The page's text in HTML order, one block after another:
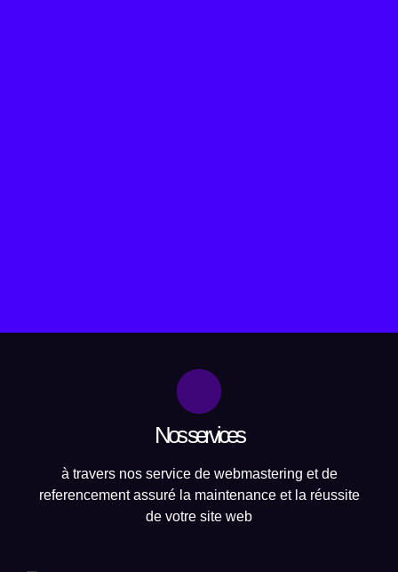
Nos services
à travers nos service de webmastering et de
referencement assuré la maintenance et la réussite
de votre site web